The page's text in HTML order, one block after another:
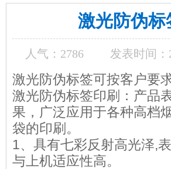
激光防伪标
人气： 2786 发表时间：
激光防伪标签可按客户要
激光防伪标签印刷：产品
果，广泛应用于各种高档
袋的印刷。
1、具有七彩反射高光泽,
与上机适应性高。